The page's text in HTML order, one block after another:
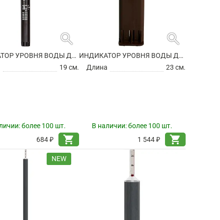
search
ИНДИКАТОР УРОВНЯ ВОДЫ ДЛЯ ГИДРОПОНИКИ
19 см.
более 100 шт.
684 ₽
shopping_cart
search
ИНДИКАТОР УРОВНЯ ВОДЫ ДЛЯ ГИДРОПОНИКИ
Длина
23 см.
В наличии:более 100 шт.
1 544 ₽
shopping_cart
NEW